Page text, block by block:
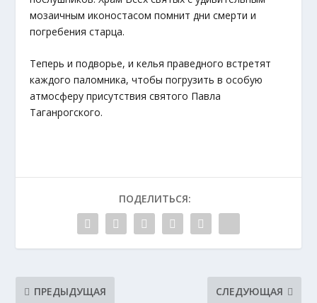
мозаичным иконостасом помнит дни смерти и
погребения старца.
Теперь и подворье, и келья праведного встретят
каждого паломника, чтобы погрузить в особую
атмосферу присутствия святого Павла
Таганрогского.
ПОДЕЛИТЬСЯ:
ПРЕДЫДУЩАЯ СЛЕДУЮЩАЯ